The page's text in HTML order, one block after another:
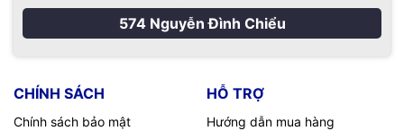
Email:macbookshop24h@gmail.com
Thời gian làm việc: 8h30 - 19h00 ( Chủ Nhật làm việc từ
9h30 - 18h )
574 Nguyễn Đình Chiểu
CHÍNH SÁCH
Chính sách bảo mật
HỖ TRỢ
Hướng dẫn mua hàng